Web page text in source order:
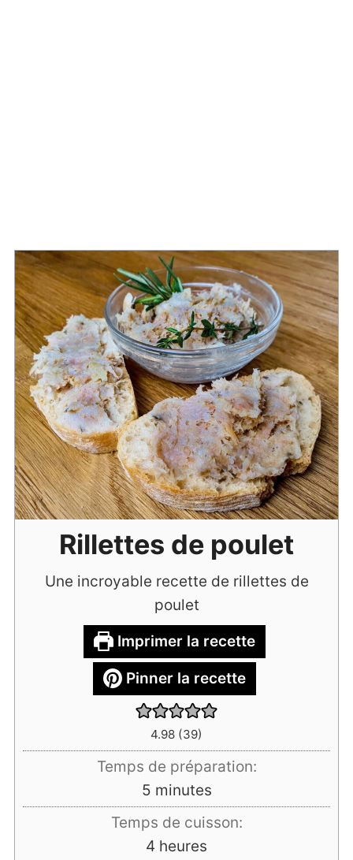
Rillettes de poulet
Une incroyable recette de rillettes de
poulet
Imprimer la recette
Pinner la recette
4.98 (39)
Temps de préparation:
5minutes
minutes
Temps de cuisson:
4 heures
heures